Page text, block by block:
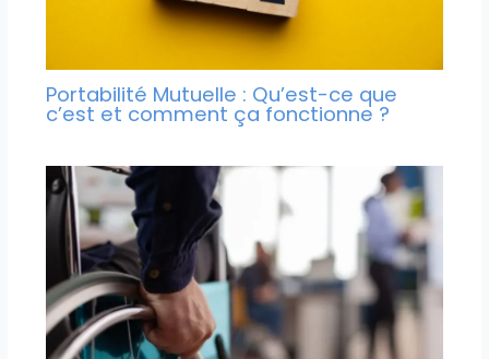
Portabilité Mutuelle : Qu’est-ce que
c’est et comment ça fonctionne ?